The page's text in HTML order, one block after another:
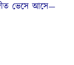
ভেসে আসে—